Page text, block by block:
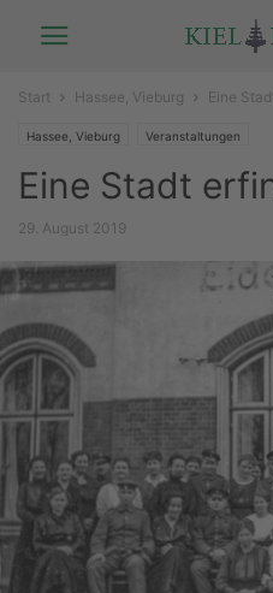
Start Hassee, Vieburg Eine
Hassee, Vieburg Veranstaltungen
Eine Stadt
29. August 2019